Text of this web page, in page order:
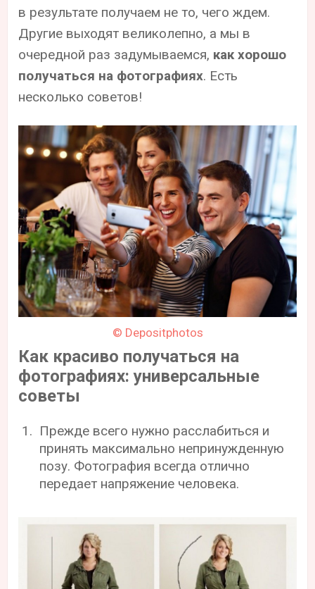
в результате получаем не то, чего ждем.
Другие выходят великолепно, а мы в
очередной раз задумываемся, как хорошо
получаться на фотографиях. Есть
несколько советов!
© Depositphotos
Как красиво получаться на
фотографиях: универсальные
советы
Прежде всего нужно расслабиться и
принять максимально непринужденную
позу. Фотография всегда отлично
передает напряжение человека.